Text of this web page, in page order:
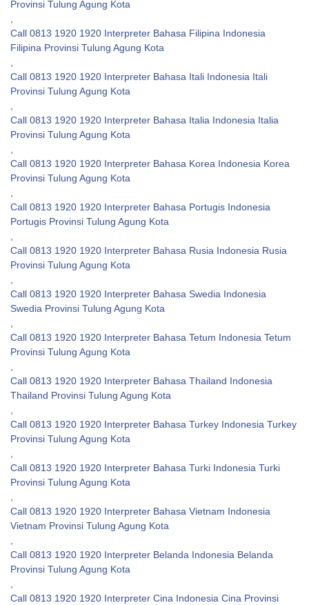
Provinsi Tulung Agung Kota
Call 0813 1920 1920 Interpreter Bahasa Filipina Indonesia
Filipina Provinsi Tulung Agung Kota
Call 0813 1920 1920 Interpreter Bahasa Itali Indonesia Itali
Provinsi Tulung Agung Kota
Call 0813 1920 1920 Interpreter Bahasa Italia Indonesia Italia
Provinsi Tulung Agung Kota
Call 0813 1920 1920 Interpreter Bahasa Korea Indonesia Korea
Provinsi Tulung Agung Kota
Call 0813 1920 1920 Interpreter Bahasa Portugis Indonesia
Portugis Provinsi Tulung Agung Kota
Call 0813 1920 1920 Interpreter Bahasa Rusia Indonesia Rusia
Provinsi Tulung Agung Kota
Call 0813 1920 1920 Interpreter Bahasa Swedia Indonesia
Swedia Provinsi Tulung Agung Kota
Call 0813 1920 1920 Interpreter Bahasa Tetum Indonesia Tetum
Provinsi Tulung Agung Kota
Call 0813 1920 1920 Interpreter Bahasa Thailand Indonesia
Thailand Provinsi Tulung Agung Kota
Call 0813 1920 1920 Interpreter Bahasa Turkey Indonesia Turkey
Provinsi Tulung Agung Kota
Call 0813 1920 1920 Interpreter Bahasa Turki Indonesia Turki
Provinsi Tulung Agung Kota
Call 0813 1920 1920 Interpreter Bahasa Vietnam Indonesia
Vietnam Provinsi Tulung Agung Kota
Call 0813 1920 1920 Interpreter Belanda Indonesia Belanda
Provinsi Tulung Agung Kota
Call 0813 1920 1920 Interpreter Cina Indonesia Cina Provinsi